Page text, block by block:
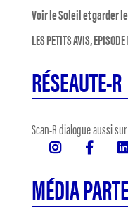
Voir le Soleil et garder
LES PETITS AVIS,
RÉSEAUTE-R
Scan-R dialogue aussi
MÉDIA